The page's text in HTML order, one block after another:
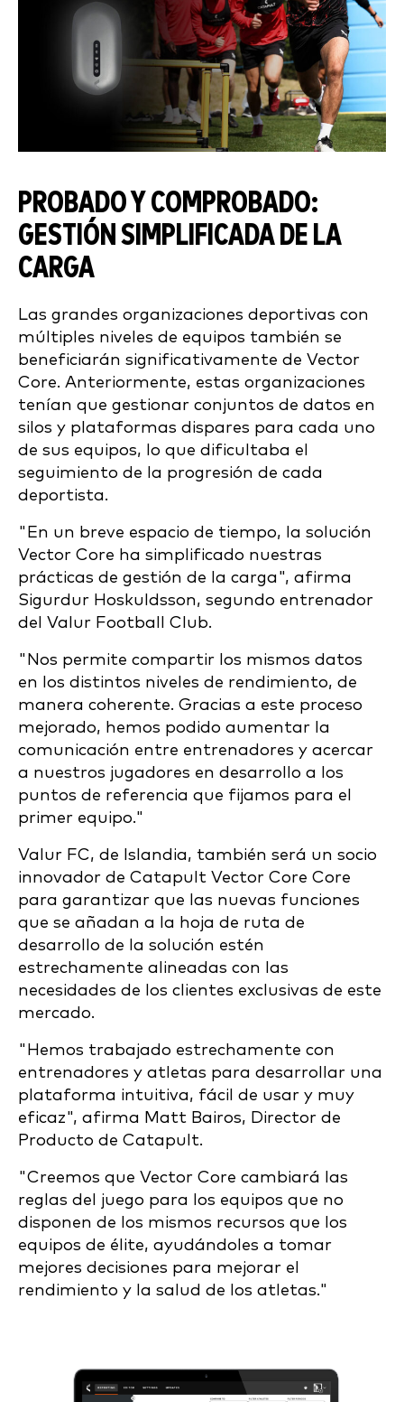
PROBADO Y COMPROBADO:
GESTIÓN SIMPLIFICADA DE LA
CARGA
Las grandes organizaciones deportivas con
múltiples niveles de equipos también se
beneficiarán significativamente de Vector
Core. Anteriormente, estas organizaciones
tenían que gestionar conjuntos de datos en
silos y plataformas dispares para cada uno
de sus equipos, lo que dificultaba el
seguimiento de la progresión de cada
deportista.
"En un breve espacio de tiempo, la solución
Vector Core ha simplificado nuestras
prácticas de gestión de la carga", afirma
Sigurdur Hoskuldsson, segundo entrenador
del Valur Football Club.
"Nos permite compartir los mismos datos
en los distintos niveles de rendimiento, de
manera coherente. Gracias a este proceso
mejorado, hemos podido aumentar la
comunicación entre entrenadores y acercar
a nuestros jugadores en desarrollo a los
puntos de referencia que fijamos para el
primer equipo."
Valur FC, de Islandia, también será un socio
innovador de Catapult Vector Core Core
para garantizar que las nuevas funciones
que se añadan a la hoja de ruta de
desarrollo de la solución estén
estrechamente alineadas con las
necesidades de los clientes exclusivas de este
mercado.
"Hemos trabajado estrechamente con
entrenadores y atletas para desarrollar una
plataforma intuitiva, fácil de usar y muy
eficaz", afirma Matt Bairos, Director de
Producto de Catapult.
"Creemos que Vector Core cambiará las
reglas del juego para los equipos que no
disponen de los mismos recursos que los
equipos de élite, ayudándoles a tomar
mejores decisiones para mejorar el
rendimiento y la salud de los atletas."